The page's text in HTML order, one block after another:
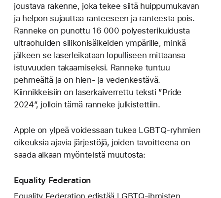
joustava rakenne, joka tekee siitä huippu­mukavan
ja helpon sujauttaa ranteeseen ja ranteesta pois.
Ranneke on punottu 16 000 poly­esteri­kuidusta
ultraohuiden silikoni­­säikeiden ympärille, minkä
jälkeen se laser­leikataan lopulliseen mittaansa
istuvuuden takaamiseksi. Ranneke tuntuu
pehmeältä ja on hien‑ ja veden­kestävä.
Kiinnikkeisiin on laserkaiverrettu teksti ”Pride
2024”, jolloin tämä ranneke julkistettiin.
Apple on ylpeä voidessaan tukea LGBTQ-ryhmien
oikeuksia ajavia järjestöjä, joiden tavoitteena on
saada aikaan myönteistä muutosta:
Equality Federation